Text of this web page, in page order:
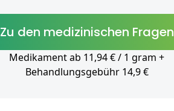
Zu den medizinischen Fragen
Medikament ab 11,94 € / 1 gram +
Behandlungsgebühr 14,9 €